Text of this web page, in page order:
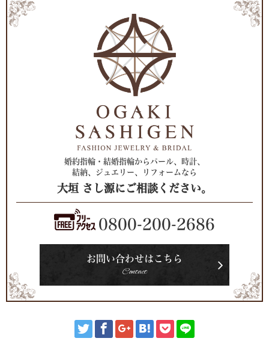
婚約指輪・結婚指輪からパール、時計、
結納、ジュエリー、リフォームなら
大垣 さし源にご相談ください。
0800-200-2686
お問い合わせはこちら
Contact